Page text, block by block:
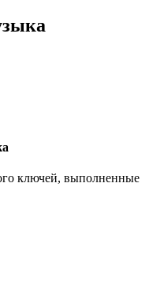
ключей, выполненные